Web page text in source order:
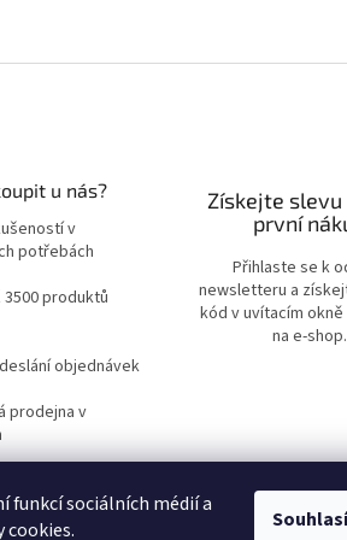
funkcí sociálních médií a
cookies.
u nás?
v
potřebách
produktů
objednávek
prodejna v
i profesionální
Získejte slevu
první
Přihlaste se k
newsletteru a
kód v uvítacím
na e-shop.